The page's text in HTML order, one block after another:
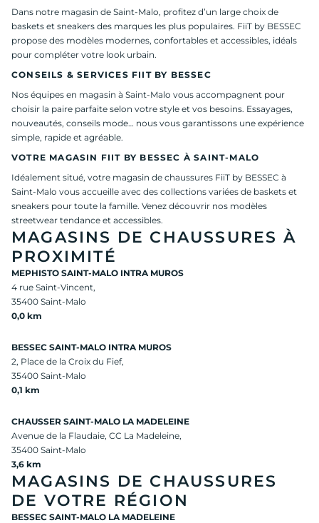
Dans notre magasin de Saint-Malo, profitez d’un large choix de
baskets et sneakers des marques les plus populaires. FiiT by BESSEC
propose des modèles modernes, confortables et accessibles, idéals
pour compléter votre look urbain.
CONSEILS & SERVICES FIIT BY BESSEC
Nos équipes en magasin à Saint-Malo vous accompagnent pour
choisir la paire parfaite selon votre style et vos besoins. Essayages,
nouveautés, conseils mode… nous vous garantissons une expérience
simple, rapide et agréable.
VOTRE MAGASIN FIIT BY BESSEC À SAINT-MALO
Idéalement situé, votre magasin de chaussures FiiT by BESSEC à
Saint-Malo vous accueille avec des collections variées de baskets et
sneakers pour toute la famille. Venez découvrir nos modèles
streetwear tendance et accessibles.
MAGASINS DE CHAUSSURES À
PROXIMITÉ
MEPHISTO SAINT-MALO INTRA MUROS
4 rue Saint-Vincent,
35400 Saint-Malo
0,0 km
BESSEC SAINT-MALO INTRA MUROS
2, Place de la Croix du Fief,
35400 Saint-Malo
0,1 km
CHAUSSER SAINT-MALO LA MADELEINE
Avenue de la Flaudaie, CC La Madeleine,
35400 Saint-Malo
3,6 km
MAGASINS DE CHAUSSURES
DE VOTRE RÉGION
BESSEC SAINT-MALO LA MADELEINE